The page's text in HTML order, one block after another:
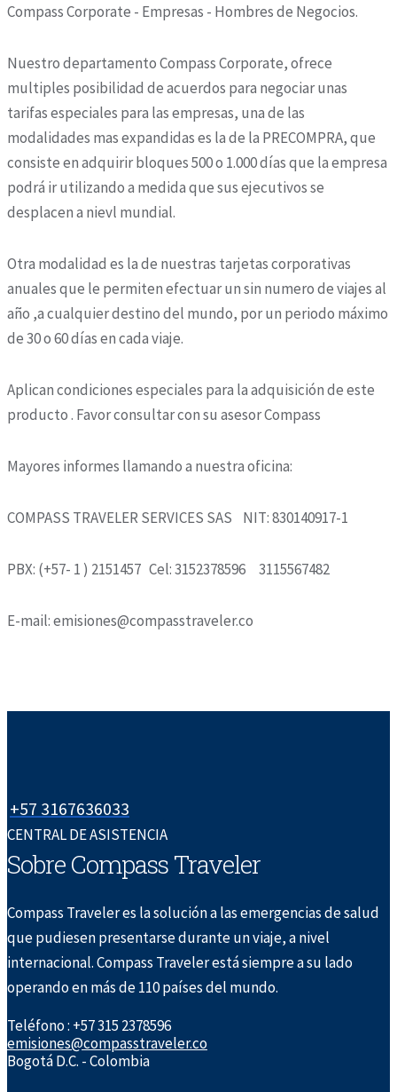
Compass Corporate - Empresas - Hombres de Negocios.
Nuestro departamento Compass Corporate, ofrece
multiples posibilidad de acuerdos para negociar unas
tarifas especiales para las empresas, una de las
modalidades mas expandidas es la de la PRECOMPRA, que
consiste en adquirir bloques 500 o 1.000 días que la empresa
podrá ir utilizando a medida que sus ejecutivos se
desplacen a nievl mundial.
Otra modalidad es la de nuestras tarjetas corporativas
anuales que le permiten efectuar un sin numero de viajes al
año ,a cualquier destino del mundo, por un periodo máximo
de 30 o 60 días en cada viaje.
Aplican condiciones especiales para la adquisición de este
producto . Favor consultar con su asesor Compass
Mayores informes llamando a nuestra oficina:
COMPASS TRAVELER SERVICES SAS NIT: 830140917-1
PBX: (+57- 1 ) 2151457 Cel: 3152378596 3115567482
E-mail: emisiones@compasstraveler.co
+57 3167636033
CENTRAL DE ASISTENCIA
Sobre Compass Traveler
Compass Traveler es la solución a las emergencias de salud
que pudiesen presentarse durante un viaje, a nivel
internacional. Compass Traveler está siempre a su lado
operando en más de 110 países del mundo.
Teléfono : +57 315 2378596
emisiones@compasstraveler.co
Bogotá D.C. - Colombia